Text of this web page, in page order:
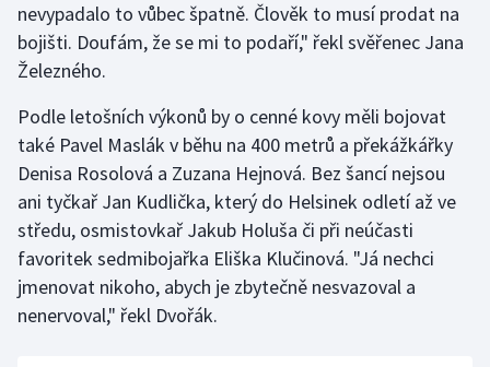
Short track
Stolní tenis
Triatlon
Veslování
Vodní slalom
nevypadalo to vůbec špatně. Člověk to musí prodat na
bojišti. Doufám, že se mi to podaří," řekl svěřenec Jana
Železného.
Podle letošních výkonů by o cenné kovy měli bojovat
také Pavel Maslák v běhu na 400 metrů a překážkářky
Denisa Rosolová a Zuzana Hejnová. Bez šancí nejsou
ani tyčkař Jan Kudlička, který do Helsinek odletí až ve
středu, osmistovkař Jakub Holuša či při neúčasti
favoritek sedmibojařka Eliška Klučinová. "Já nechci
jmenovat nikoho, abych je zbytečně nesvazoval a
nenervoval," řekl Dvořák.